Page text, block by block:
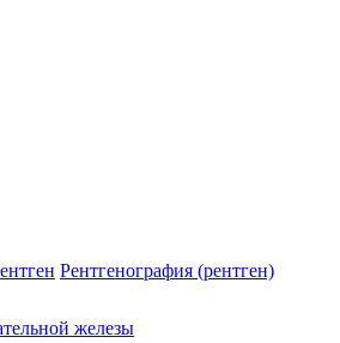
Рентгенография (рентген)
железы